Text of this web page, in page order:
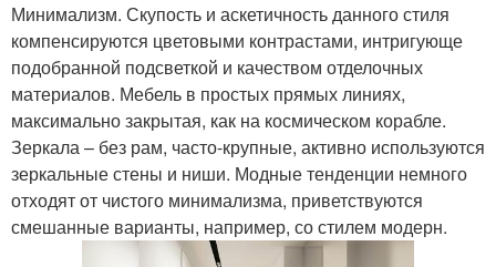
Минимализм. Скупость и аскетичность данного стиля
компенсируются цветовыми контрастами, интригующе
подобранной подсветкой и качеством отделочных
материалов. Мебель в простых прямых линиях,
максимально закрытая, как на космическом корабле.
Зеркала – без рам, часто-крупные, активно используются
зеркальные стены и ниши. Модные тенденции немного
отходят от чистого минимализма, приветствуются
смешанные варианты, например, со стилем модерн.